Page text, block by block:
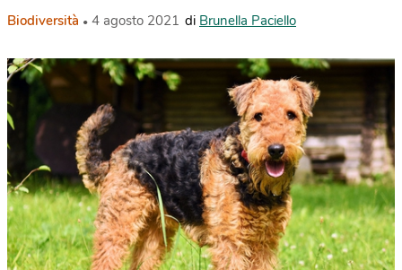
Biodiversità 4 agosto 2021 di Brunella Paciello